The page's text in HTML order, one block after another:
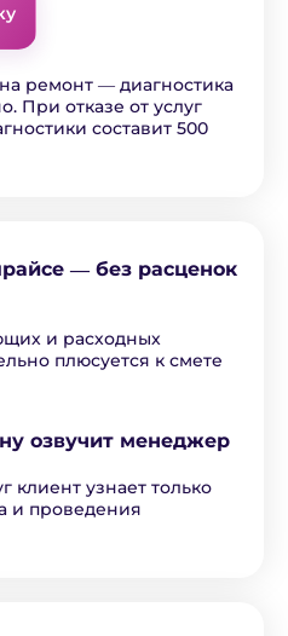
ремонт ― диагностика
При отказе от услуг
составит 500
― без расценок
и расходных
плюсуется к смете
озвучит менеджер
клиент узнает только
и проведения